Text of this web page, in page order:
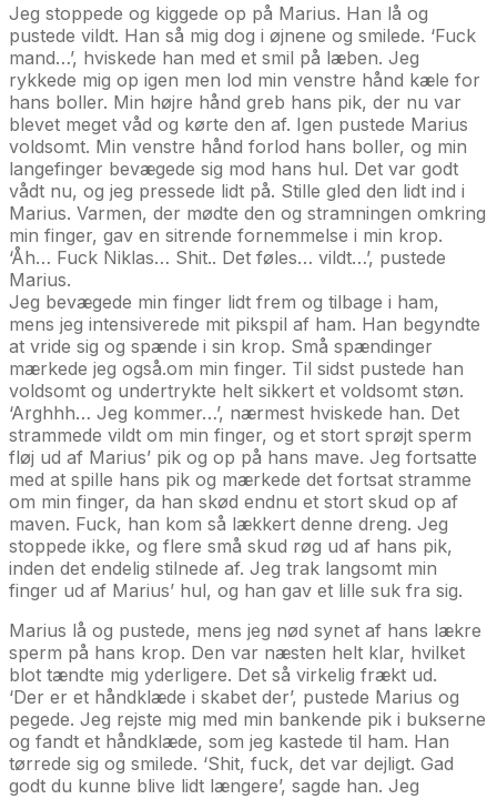
Jeg stoppede og kiggede op på Marius. Han lå og
pustede vildt. Han så mig dog i øjnene og smilede. ‘Fuck
mand…’, hviskede han med et smil på læben. Jeg
rykkede mig op igen men lod min venstre hånd kæle for
hans boller. Min højre hånd greb hans pik, der nu var
blevet meget våd og kørte den af. Igen pustede Marius
voldsomt. Min venstre hånd forlod hans boller, og min
langefinger bevægede sig mod hans hul. Det var godt
vådt nu, og jeg pressede lidt på. Stille gled den lidt ind i
Marius. Varmen, der mødte den og stramningen omkring
min finger, gav en sitrende fornemmelse i min krop.
‘Åh… Fuck Niklas… Shit.. Det føles… vildt…’, pustede
Marius.
Jeg bevægede min finger lidt frem og tilbage i ham,
mens jeg intensiverede mit pikspil af ham. Han begyndte
at vride sig og spænde i sin krop. Små spændinger
mærkede jeg også.om min finger. Til sidst pustede han
voldsomt og undertrykte helt sikkert et voldsomt støn.
‘Arghhh… Jeg kommer…’, nærmest hviskede han. Det
strammede vildt om min finger, og et stort sprøjt sperm
fløj ud af Marius’ pik og op på hans mave. Jeg fortsatte
med at spille hans pik og mærkede det fortsat stramme
om min finger, da han skød endnu et stort skud op af
maven. Fuck, han kom så lækkert denne dreng. Jeg
stoppede ikke, og flere små skud røg ud af hans pik,
inden det endelig stilnede af. Jeg trak langsomt min
finger ud af Marius’ hul, og han gav et lille suk fra sig.
Marius lå og pustede, mens jeg nød synet af hans lækre
sperm på hans krop. Den var næsten helt klar, hvilket
blot tændte mig yderligere. Det så virkelig frækt ud.
‘Der er et håndklæde i skabet der’, pustede Marius og
pegede. Jeg rejste mig med min bankende pik i bukserne
og fandt et håndklæde, som jeg kastede til ham. Han
tørrede sig og smilede. ‘Shit, fuck, det var dejligt. Gad
godt du kunne blive lidt længere’, sagde han. Jeg